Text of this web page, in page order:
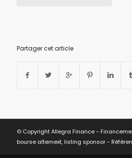
Partager cet article
© Copyright Allegra Finance -
bourse alternext, listing sponsor -